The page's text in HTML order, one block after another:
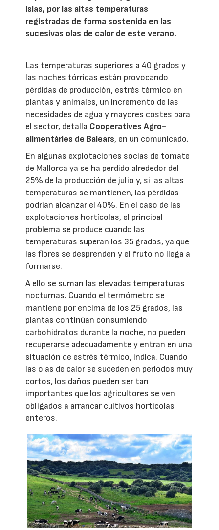
islas, por las altas temperaturas
registradas de forma sostenida en las
sucesivas olas de calor de este verano.
Las temperaturas superiores a 40 grados y
las noches tórridas están provocando
pérdidas de producción, estrés térmico en
plantas y animales, un incremento de las
necesidades de agua y mayores costes para
el sector, detalla Cooperatives Agro-
alimentàries de Balears, en un comunicado.
En algunas explotaciones socias de tomate
de Mallorca ya se ha perdido alrededor del
25% de la producción de julio y, si las altas
temperaturas se mantienen, las pérdidas
podrían alcanzar el 40%. En el caso de las
explotaciones hortícolas, el principal
problema se produce cuando las
temperaturas superan los 35 grados, ya que
las flores se desprenden y el fruto no llega a
formarse.
A ello se suman las elevadas temperaturas
nocturnas. Cuando el termómetro se
mantiene por encima de los 25 grados, las
plantas continúan consumiendo
carbohidratos durante la noche, no pueden
recuperarse adecuadamente y entran en una
situación de estrés térmico, indica. Cuando
las olas de calor se suceden en periodos muy
cortos, los daños pueden ser tan
importantes que los agricultores se ven
obligados a arrancar cultivos hortícolas
enteros.